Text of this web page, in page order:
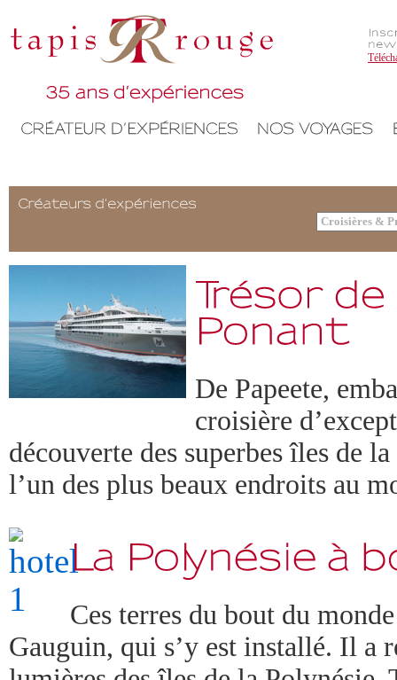
De Papeete,
croisière
découverte des superbes îles de
l’un des plus beaux endroits au
Ces terres du bout du
Gauguin, qui s’y est installé. Il a